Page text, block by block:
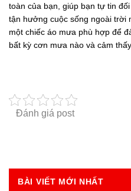
toàn của bạn, giúp bạn tự tin
tận hưởng cuộc sống ngoài trời
một chiếc áo mưa phù hợp để
bất kỳ cơn mưa nào và cảm
Đánh giá post
BÀI VIẾT MỚI NHẤT